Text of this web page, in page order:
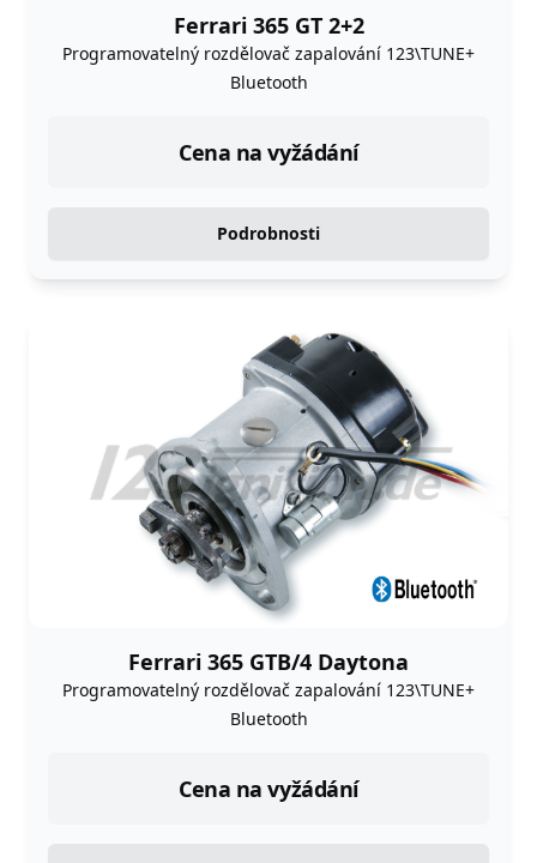
Ferrari 365 GT 2+2
Programovatelný rozdělovač zapalování 123\TUNE+
Bluetooth
Cena na vyžádání
Podrobnosti
Ferrari 365 GTB/4 Daytona
Programovatelný rozdělovač zapalování 123\TUNE+
Bluetooth
Cena na vyžádání